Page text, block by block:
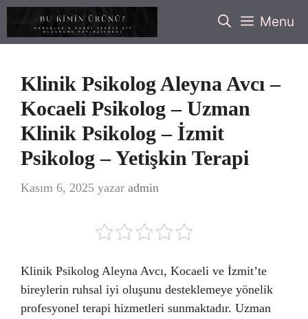
İçeriğe
Menu
Klinik Psikolog Aleyna Avcı –
Kocaeli Psikolog – Uzman
Klinik Psikolog – İzmit
Psikolog – Yetişkin Terapi
Kasım 6, 2025 yazar admin
Klinik Psikolog Aleyna Avcı, Kocaeli ve İzmit’te
bireylerin ruhsal iyi oluşunu desteklemeye yönelik
profesyonel terapi hizmetleri sunmaktadır. Uzman